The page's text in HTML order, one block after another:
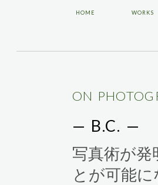
HOME WORKS
ON
— B.C. —
写真術が
とが可能